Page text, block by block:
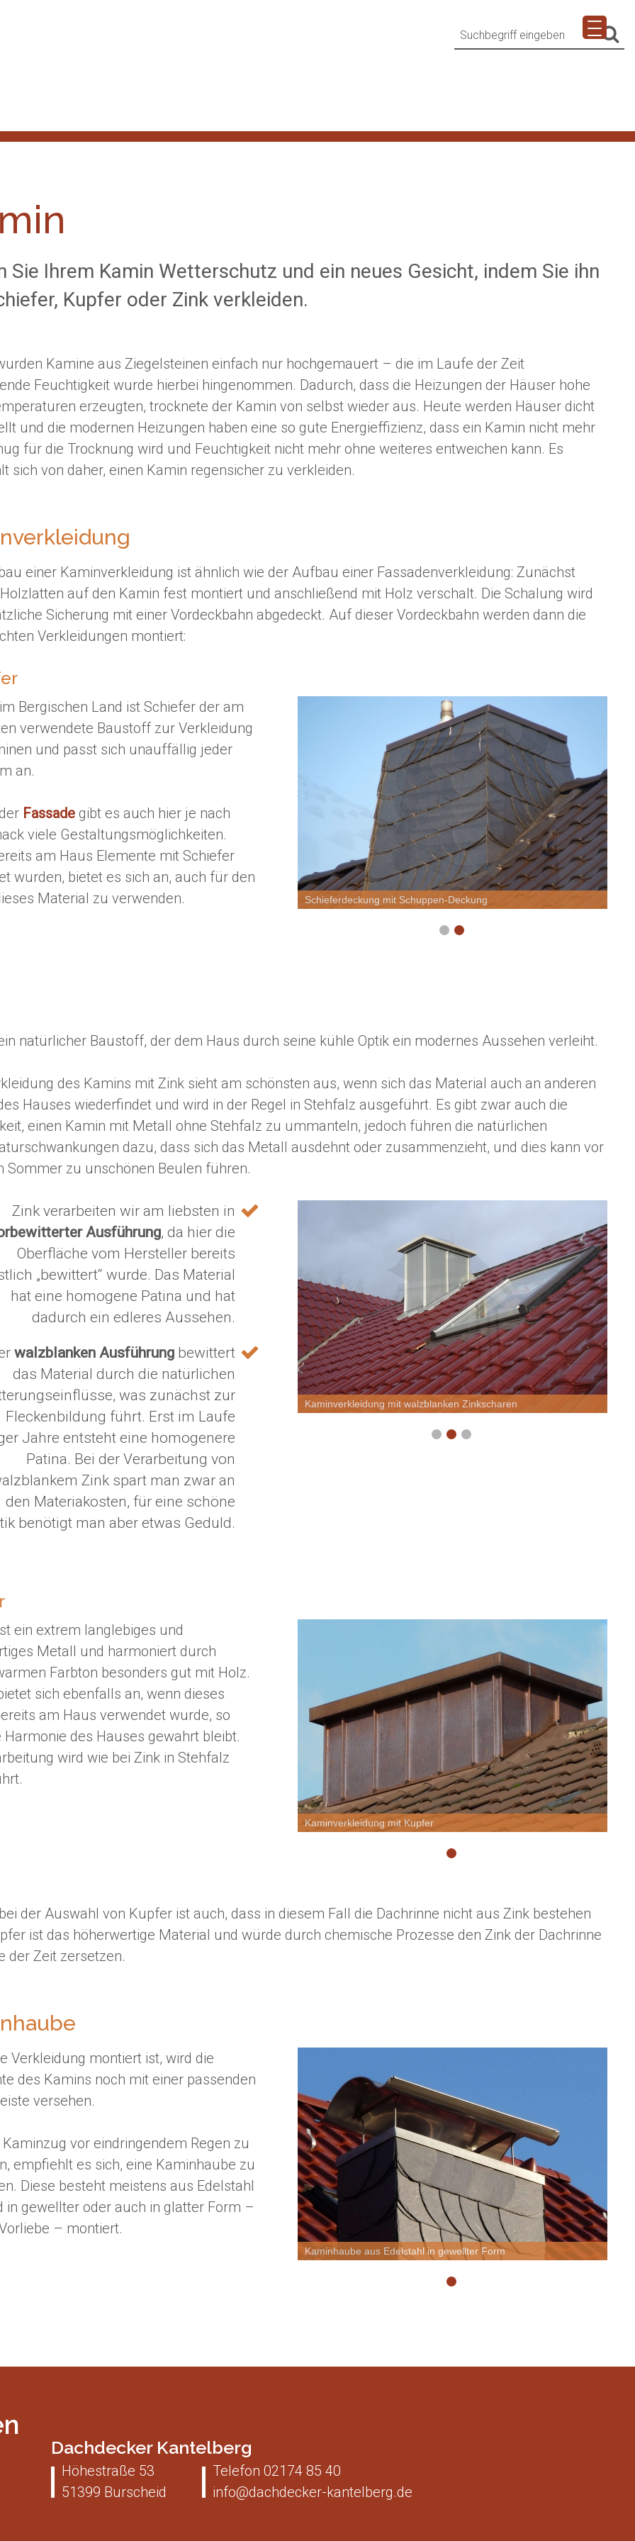
Sie Ihrem Kamin Wetterschutz und ein neues Gesicht, indem Sie ihn
Kupfer oder Zink verkleiden.
Kamine aus Ziegelsteinen einfach nur hochgemauert – die im Laufe der Zeit
Feuchtigkeit wurde hierbei hingenommen. Dadurch, dass die Heizungen der Häuser hohe
erzeugten, trocknete der Kamin von selbst wieder aus. Heute werden Häuser dicht
und die modernen Heizungen haben eine so gute Energieffizienz, dass ein Kamin nicht mehr
für die Trocknung wird und Feuchtigkeit nicht mehr ohne weiteres entweichen kann. Es
sich von daher, einen Kamin regensicher zu verkleiden.
einer Kaminverkleidung ist ähnlich wie der Aufbau einer Fassadenverkleidung: Zunächst
auf den Kamin fest montiert und anschließend mit Holz verschalt. Die Schalung wird
Sicherung mit einer Vordeckbahn abgedeckt. Auf dieser Vordeckbahn werden dann die
Verkleidungen montiert:
Bergischen Land ist Schiefer der am
verwendete Baustoff zur Verkleidung
und passt sich unauffällig jeder
an.
Fassade gibt es auch hier je nach
viele Gestaltungsmöglichkeiten.
am Haus Elemente mit Schiefer
wurden, bietet es sich an, auch für den
Material zu verwenden.
Schieferdeckung mit Schuppen-Deckung
natürlicher Baustoff, der dem Haus durch seine kühle Optik ein modernes Aussehen verleiht.
des Kamins mit Zink sieht am schönsten aus, wenn sich das Material auch an anderen
Hauses wiederfindet und wird in der Regel in Stehfalz ausgeführt. Es gibt zwar auch die
einen Kamin mit Metall ohne Stehfalz zu ummanteln, jedoch führen die natürlichen
dazu, dass sich das Metall ausdehnt oder zusammenzieht, und dies kann vor
Sommer zu unschönen Beulen führen.
Zink verarbeiten wir am liebsten in
Ausführung, da hier die
Oberfläche vom Hersteller bereits
„bewittert“ wurde. Das Material
hat eine homogene Patina und hat
dadurch ein edleres Aussehen.
walzblanken Ausführung bewittert
das Material durch die natürlichen
was zunächst zur
Fleckenbildung führt. Erst im Laufe
Jahre entsteht eine homogenere
Patina. Bei der Verarbeitung von
Zink spart man zwar an
den Materiakosten, für eine schöne
benötigt man aber etwas Geduld.
Kaminverkleidung mit walzblanken Zinkscharen
ein extrem langlebiges und
Metall und harmoniert durch
Farbton besonders gut mit Holz.
sich ebenfalls an, wenn dieses
am Haus verwendet wurde, so
Harmonie des Hauses gewahrt bleibt.
wird wie bei Zink in Stehfalz
Kaminverkleidung mit Kupfer
der Auswahl von Kupfer ist auch, dass in diesem Fall die Dachrinne nicht aus Zink bestehen
ist das höherwertige Material und würde durch chemische Prozesse den Zink der Dachrinne
der Zeit zersetzen.
Verkleidung montiert ist, wird die
des Kamins noch mit einer passenden
versehen.
vor eindringendem Regen zu
empfiehlt es sich, eine Kaminhaube zu
Diese besteht meistens aus Edelstahl
in gewellter oder auch in glatter Form –
– montiert.
Kaminhaube aus Edelstahl in gewellter Form
Dachdecker Kantelberg
Höhestraße 53
51399 Burscheid
Telefon 02174 85 40
info@dachdecker-kantelberg.de